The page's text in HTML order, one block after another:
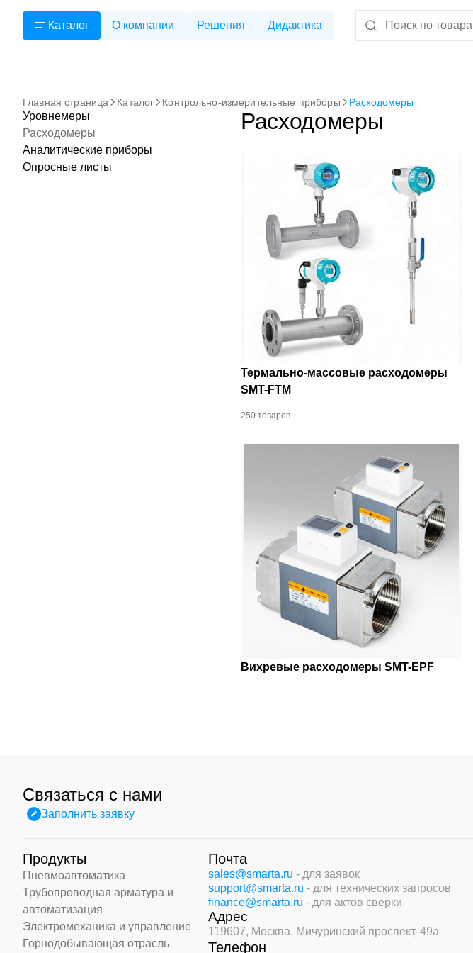
Каталог О компании Решения Дидактика
Главная страница Каталог Контрольно-измерительные приборы Расходомеры
Уровнемеры
Расходомеры
Аналитические приборы
Опросные листы
Расходомеры
Термально-массовые расходомеры
SMT-FTM
250 товаров
Вихревые расходомеры SMT-EPF
Связаться с нами
Заполнить заявку
Продукты
Пневмоавтоматика
Трубопроводная арматура и
автоматизация
Электромеханика и управление
Горнодобывающая отрасль
Почта
sales@smarta.ru - для заявок
support@smarta.ru - для технических запросов
finance@smarta.ru - для актов сверки
Адрес
119607, Москва, Мичуринский проспект, 49а
Телефон